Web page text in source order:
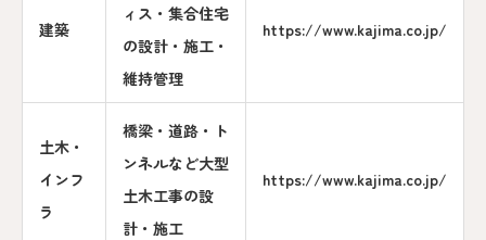
建築
ィス・集合住宅
の設計・施工・
維持管理
https://www.kajima.co.jp/
土木・
インフ
ラ
橋梁・道路・ト
ンネルなど大型
土木工事の設
計・施工
https://www.kajima.co.jp/